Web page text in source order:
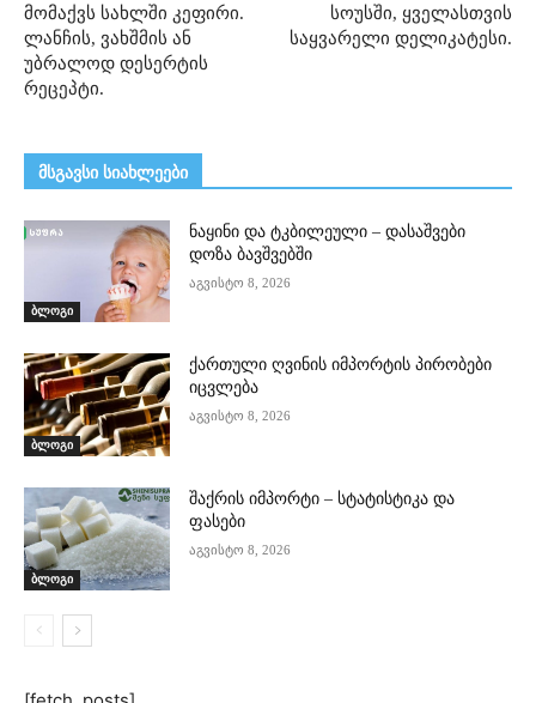
მომაქვს სახლში კეფირი.
ლანჩის, ვახშმის ან
უბრალოდ დესერტის
რეცეპტი.
სოუსში, ყველასთვის
საყვარელი დელიკატესი.
მსგავსი სიახლეები
ბლოგი
ნაყინი და ტკბილეული – დასაშვები
დოზა ბავშვებში
აგვისტო 8, 2026
ბლოგი
ქართული ღვინის იმპორტის პირობები
იცვლება
აგვისტო 8, 2026
ბლოგი
შაქრის იმპორტი – სტატისტიკა და
ფასები
აგვისტო 8, 2026